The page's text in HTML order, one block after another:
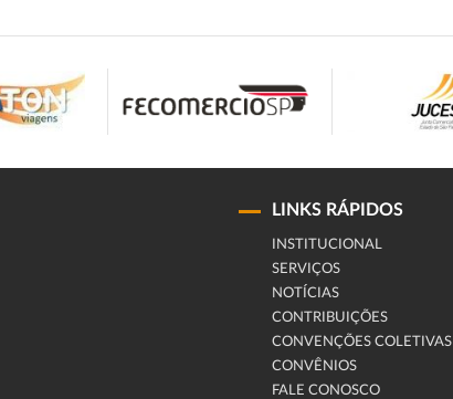
LINKS RÁPIDOS
INSTITUCIONAL
SERVIÇOS
NOTÍCIAS
CONTRIBUIÇÕES
CONVENÇÕES COLETIVAS
CONVÊNIOS
FALE CONOSCO